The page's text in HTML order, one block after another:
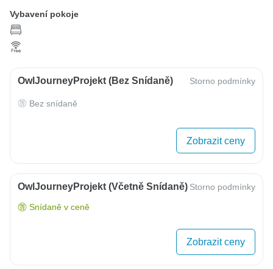
Vybavení pokoje
OwlJourneyProjekt (bez Snídaně) Storno podmínky
Bez snídaně
Zobrazit ceny
OwlJourneyProjekt (včetně Snídaně) Storno podmínky
Snídaně v ceně
Zobrazit ceny